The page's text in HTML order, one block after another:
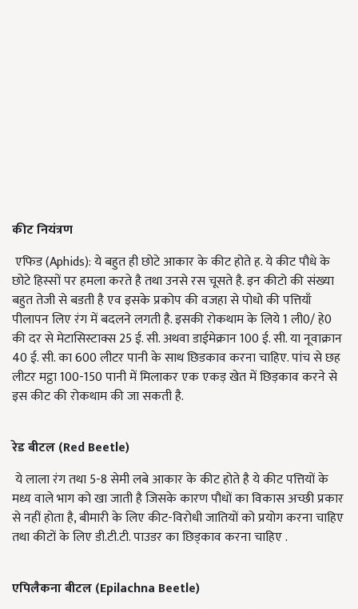
कीटनियंत्रण
एफिड (Aphids): ये बहुत ही छोटे आकार के कीट होते ह. ये कीट पौधे के
छोटे हिस्सों पर हमला करते है तथा उनसे रस चूसते है. इन कीटो की संख्या
बहुत तेजी से बडती है एव इसके प्रकोप की वजहा से पोधो की पत्तियाँ
पीलापन लिए रंग में बदलने लगती है. इसकी रोकथाम के लिये 1 ली0/ हे0
की दर से मेटासिस्टाक्स 25 ई. सी. अथवा डाईमेक्रान 100 ई. सी. या नूवाक्रान
40 ई. सी. का 600 लीटर पानी के साथ छिडकाव करना चाहिए. पांच से छह
लीटर मट्ठा 100-150 पानी में मिलाकर एक एकड़ खेत में छिड़काव करने से
इस कीट की रोकथाम की जा सकती है.
रेडबीटल(Red Beetle)
ये लाला रंग तथा 5-8 सेमी लबे आकार के कीट होते है ये कीट पत्तियों के
मध्य वाले भाग को खा जाती है जिसके कारण पौधों का विकास अच्छी प्रकार
से नहीं होता है, बीमारी के लिए कीट-विरोधी जातियों को प्रयोग करना चाहिए
तथा कीटों के लिए डी.टी.टी. पाउडर का छिड्काव करना चाहिए .
एपिलैकनाबीटल(Epilachna Beetle)